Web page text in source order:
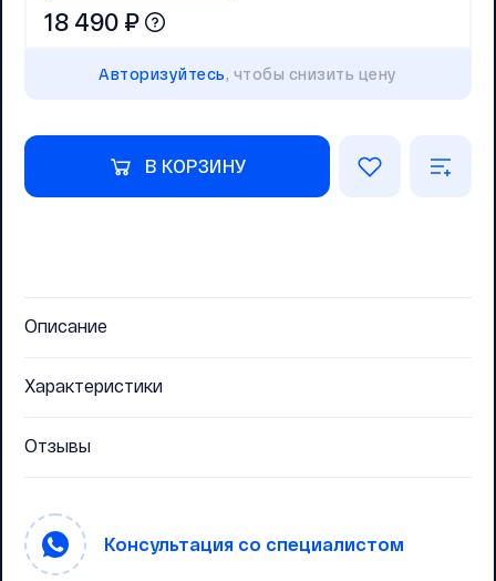
18 490 ₽
Авторизуйтесь, чтобы снизить цену
В КОРЗИНУ
Описание
Характеристики
Отзывы
Консультация со специалистом